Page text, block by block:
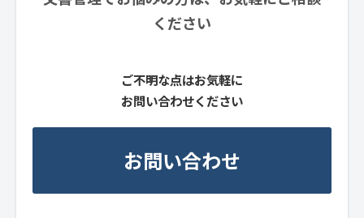
ください
ご不明な点はお気軽に
お問い合わせください
お問い合わせ